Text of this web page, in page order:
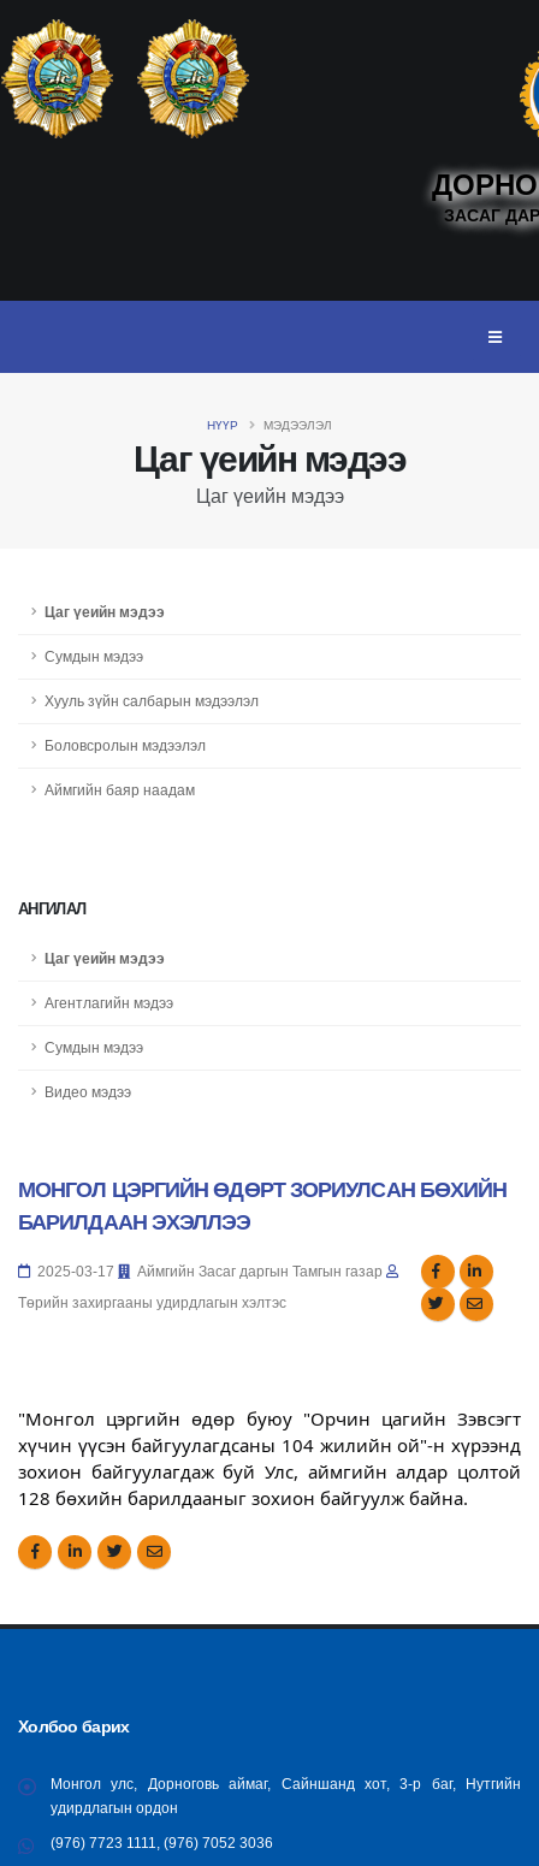
ЗАСАГ
Цаг үеийн мэдээ
Цаг үеийн мэдээ
НҮҮР МЭДЭЭЛЭЛ
Цаг үеийн мэдээ
Сумдын мэдээ
Хууль зүйн салбарын мэдээлэл
Боловсролын мэдээлэл
Аймгийн баяр наадам
АНГИЛАЛ
Цаг үеийн мэдээ
Агентлагийн мэдээ
Сумдын мэдээ
Видео мэдээ
МОНГОЛ ЦЭРГИЙН ӨДӨРТ ЗОРИУЛСАН БӨХИЙН
БАРИЛДААН ЭХЭЛЛЭЭ
2025-03-17
Аймгийн Засаг даргын Тамгын газар
Төрийн захиргааны удирдлагын хэлтэс
"Монгол цэргийн өдөр буюу "Орчин цагийн Зэвсэгт
хүчин үүсэн байгуулагдсаны 104 жилийн ой"-н хүрээнд
зохион байгуулагдаж буй Улс, аймгийн алдар цолтой
128 бөхийн барилдааныг зохион байгуулж байна.
Холбоо барих
Монгол улс, Дорноговь аймаг, Сайншанд хот, 3-р баг, Нутгийн
удирдлагын ордон
(976) 7723 1111, (976) 7052 3036